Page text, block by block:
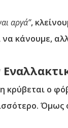
αργά”,
να κάνουμε,
ο
Όμως